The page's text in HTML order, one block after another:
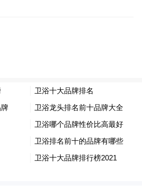
风
，“桦加沙”中心位于广东省
向约550公里的南海北部海面
级（58米/秒）的超强台风级
气压为920百帕（hPa，与